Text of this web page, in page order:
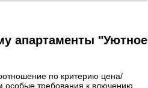
апартаменты "Уютное
по критерию цена/
особые требования к влючению